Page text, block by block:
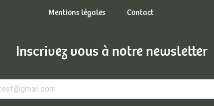
Mentions légales Contact
Inscrivez vous à notre newsletter